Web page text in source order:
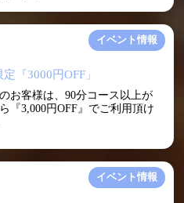
イベント情報
定『3000円OFF」
お客様は、90分コース以上が
『3,000円OFF』でご利用頂け
イベント情報